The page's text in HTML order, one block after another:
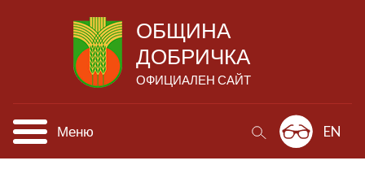
ОБЩИНА
ДОБРИЧКА
ОФИЦИАЛЕН САЙТ
Меню EN